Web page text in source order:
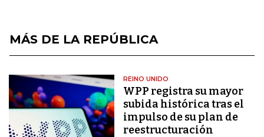
MÁS DE LA REPÚBLICA
REINO UNIDO
WPP registra su mayor
subida histórica tras el
impulso de su plan de
reestructuración